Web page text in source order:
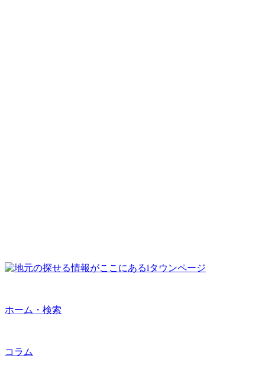
ホーム・検索
コラム